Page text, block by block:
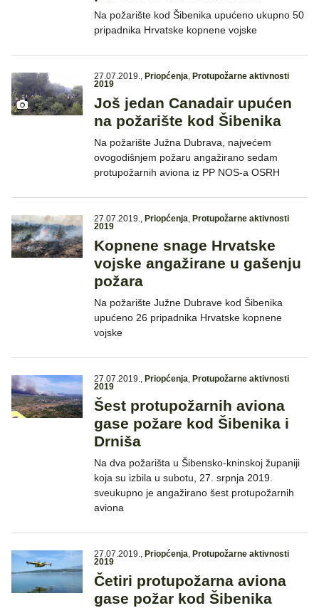
Na požarište kod Šibenika upućeno ukupno 50
pripadnika Hrvatske kopnene vojske
27.07.2019., Priopćenja, Protupožarne aktivnosti
2019
Još jedan Canadair upućen
na požarište kod Šibenika
Na požarište Južna Dubrava, najvećem
ovogodišnjem požaru angažirano sedam
protupožarnih aviona iz PP NOS-a OSRH
27.07.2019., Priopćenja, Protupožarne aktivnosti
2019
Kopnene snage Hrvatske
vojske angažirane u gašenju
požara
Na požarište Južne Dubrave kod Šibenika
upućeno 26 pripadnika Hrvatske kopnene
vojske
27.07.2019., Priopćenja, Protupožarne aktivnosti
2019
Šest protupožarnih aviona
gase požare kod Šibenika i
Drniša
Na dva požarišta u Šibensko-kninskoj županiji
koja su izbila u subotu, 27. srpnja 2019.
sveukupno je angažirano šest protupožarnih
aviona
27.07.2019., Priopćenja, Protupožarne aktivnosti
2019
Četiri protupožarna aviona
gase požar kod Šibenika